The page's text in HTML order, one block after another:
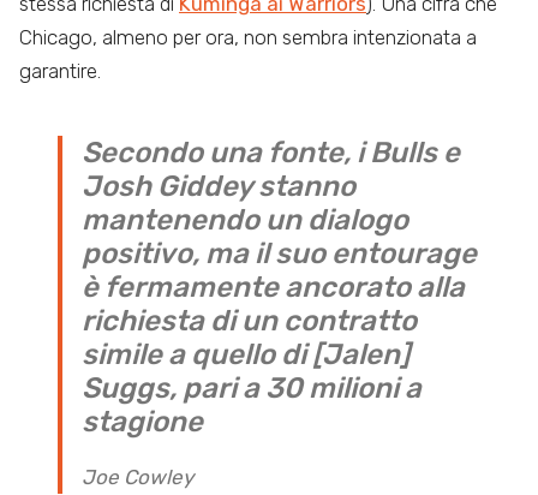
Chicago, almeno per ora, non sembra intenzionata a
garantire.
Secondo una fonte, i Bulls e
Josh Giddey stanno
mantenendo un dialogo
positivo, ma il suo entourage
è fermamente ancorato alla
richiesta di un contratto
simile a quello di [Jalen]
Suggs, pari a 30 milioni a
stagione
Joe Cowley